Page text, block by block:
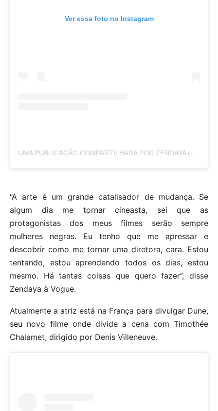
Ver essa foto no Instagram
UMA PUBLICAÇÃO COMPARTILHADA POR ZENDAYA (@ZENDAYA)
“A arte é um grande catalisador de mudança. Se
algum dia me tornar cineasta, sei que as
protagonistas dos meus filmes serão sempre
mulheres negras. Eu tenho que me apressar e
descobrir como me tornar uma diretora, cara. Estou
tentando, estou aprendendo todos os dias, estou
mesmo. Há tantas coisas que quero fazer”, disse
Zendaya à Vogue.
Atualmente a atriz está na França para divulgar Dune,
seu novo filme onde divide a cena com Timothée
Chalamet, dirigido por Denis Villeneuve.